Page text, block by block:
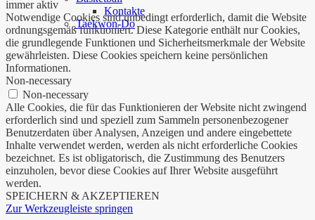
Kontakte
Taekwon-Do
immer aktiv
Notwendige Cookies sind unbedingt erforderlich, damit die Website
ordnungsgemäß funktioniert. Diese Kategorie enthält nur Cookies,
die grundlegende Funktionen und Sicherheitsmerkmale der Website
gewährleisten. Diese Cookies speichern keine persönlichen
Informationen.
Non-necessary
Non-necessary
Alle Cookies, die für das Funktionieren der Website nicht zwingend
erforderlich sind und speziell zum Sammeln personenbezogener
Benutzerdaten über Analysen, Anzeigen und andere eingebettete
Inhalte verwendet werden, werden als nicht erforderliche Cookies
bezeichnet. Es ist obligatorisch, die Zustimmung des Benutzers
einzuholen, bevor diese Cookies auf Ihrer Website ausgeführt
werden.
SPEICHERN & AKZEPTIEREN
Zur Werkzeugleiste springen